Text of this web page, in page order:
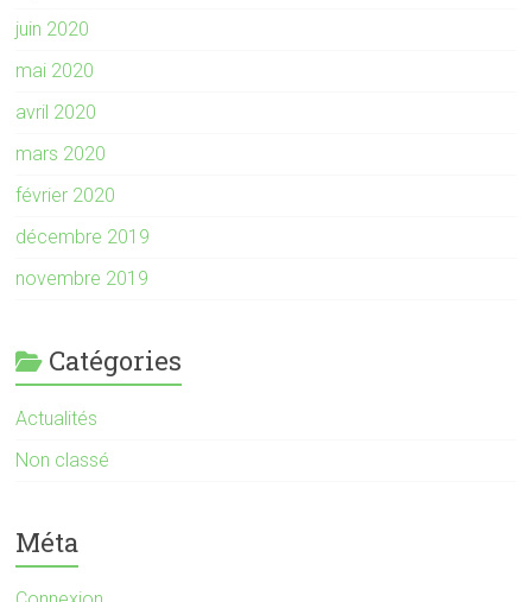
juin 2020
mai 2020
avril 2020
mars 2020
février 2020
décembre 2019
novembre 2019
Catégories
Actualités
Non classé
Méta